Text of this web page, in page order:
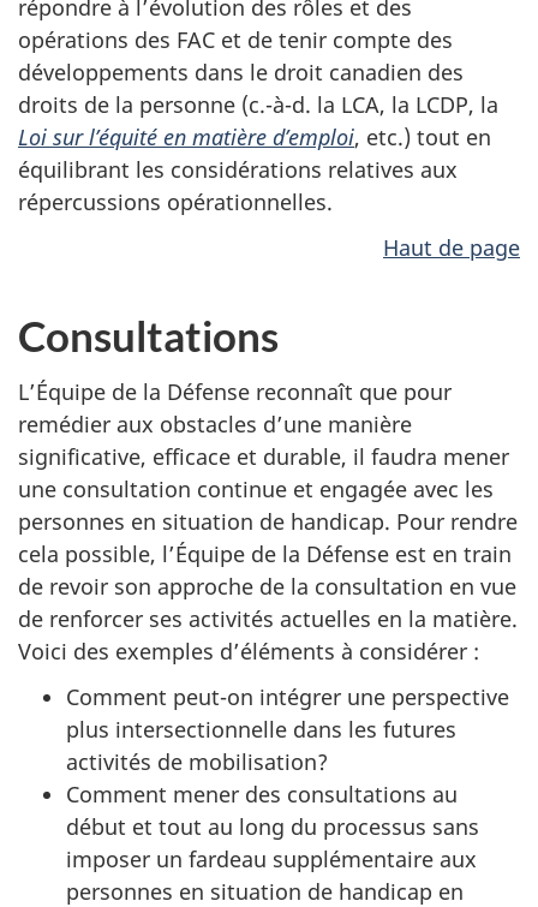
répondre à l’évolution des rôles et des
opérations des FAC et de tenir compte des
développements dans le droit canadien des
droits de la personne (c.-à-d. la LCA, la LCDP, la
Loi sur l’équité en matière d’emploi, etc.) tout en
équilibrant les considérations relatives aux
répercussions opérationnelles.
Haut de page
Consultations
L’Équipe de la Défense reconnaît que pour
remédier aux obstacles d’une manière
significative, efficace et durable, il faudra mener
une consultation continue et engagée avec les
personnes en situation de handicap. Pour rendre
cela possible, l’Équipe de la Défense est en train
de revoir son approche de la consultation en vue
de renforcer ses activités actuelles en la matière.
Voici des exemples d’éléments à considérer :
Comment peut-on intégrer une perspective
plus intersectionnelle dans les futures
activités de mobilisation?
Comment mener des consultations au
début et tout au long du processus sans
imposer un fardeau supplémentaire aux
personnes en situation de handicap en